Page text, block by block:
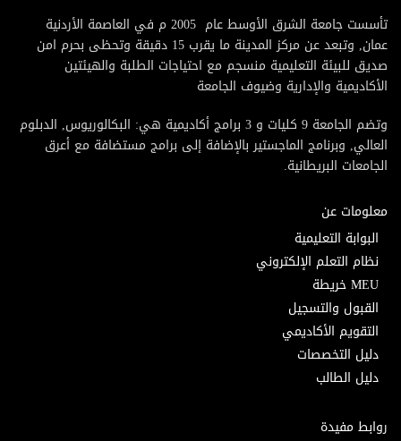
تأسست جامعة الشرق الأوسط عام 2005 م في العاصمة الأردنية
عمان, وتبعد عن مركز المدينة ما يقرب 15 دقيقة وتحظى بحرم امن
صديق للبيئة التعليمية منسجم مع احتياجات الطلبة والهيئتين
الأكاديمية والإدارية وضيوف الجامعة
وتضم الجامعة 9 كليات و 3 برامج أكاديمية هي: البكالوريوس, الدبلوم
العالي, وبرنامج الماجستير بالإضافة إلى برامج مستضافة مع أعرق
الجامعات البريطانية.
معلومات عن
البوابة التعليمية
نظام التعلم الإلكتروني
MEU خريطة
القبول والتسجيل
التقويم الأكاديمي
دليل التخصصات
دليل الطالب
روابط مفيدة